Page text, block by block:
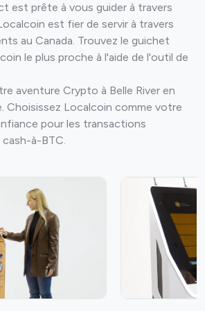
est prête à vous guider à travers
est fier de servir à travers
au Canada. Trouvez le guichet
le plus proche à l'aide de l'outil de
aventure Crypto à Belle River en
Choisissez Localcoin comme votre
pour les transactions
à-BTC.